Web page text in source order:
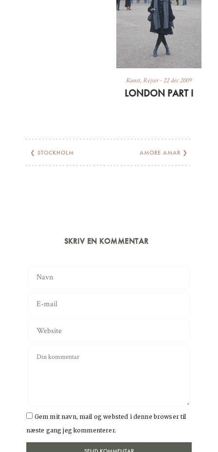
Kunst,Rejser-22 dec 2009
LONDON PART I
❮ STOCKHOLM AMORE AMAR ❯
SKRIV EN KOMMENTAR
Gem mit navn, mail og websted i denne browser til
næste gang jeg kommenterer.